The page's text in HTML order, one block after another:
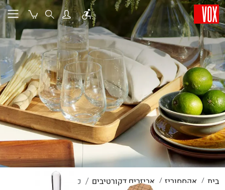
בית אקססוריז אביזרים דקורטיבים כלי שולחן